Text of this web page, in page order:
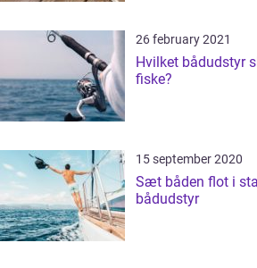
26 february 2021
Hvilket bådudstyr
fiske?
15 september 2020
Sæt båden flot i
bådudstyr